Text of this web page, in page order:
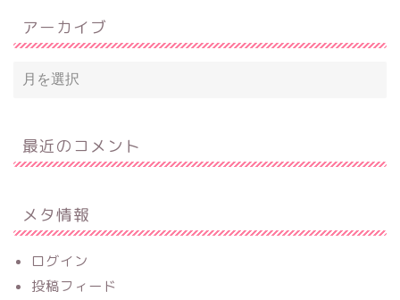
アーカイブ
最近のコメント
メタ情報
ログイン
投稿フィード